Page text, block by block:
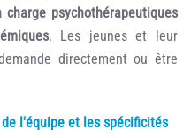
charge psychothérapeutiques
. Les jeunes et leur
directement ou être
l'équipe et les spécificités